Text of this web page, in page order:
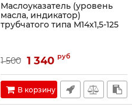
Маслоуказатель (уровень
масла, индикатор)
трубчатого типа М14х1,5-125
1 500 1 340 руб
В корзину